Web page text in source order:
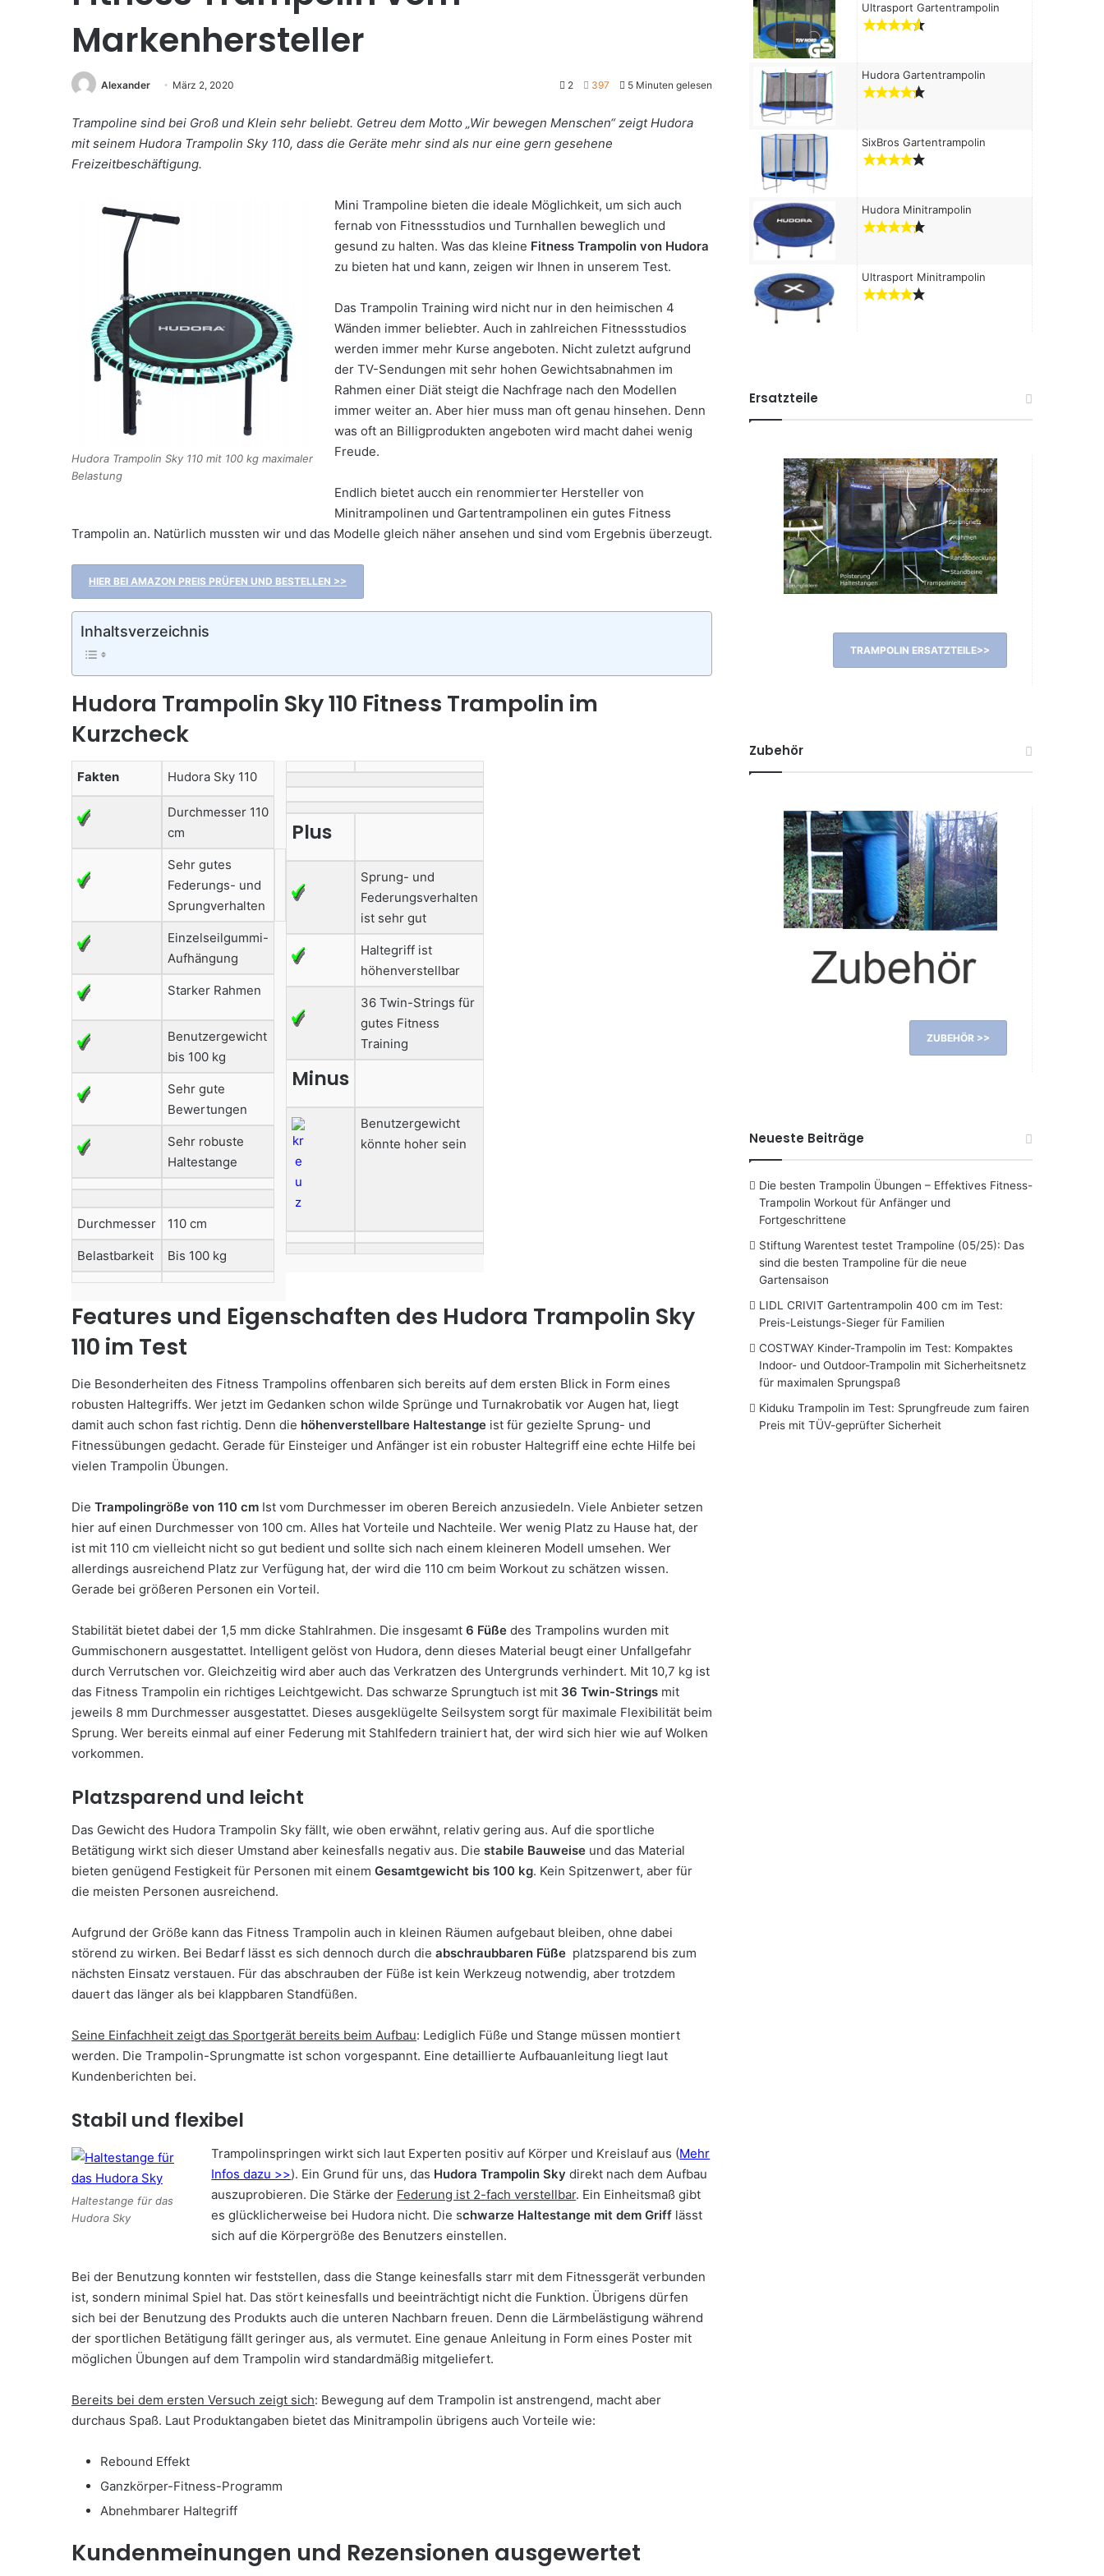
Markenhersteller
Alexander März 2, 2020 2 397 5 Minuten gelesen
Trampoline sind bei Groß und Klein sehr beliebt. Getreu dem Motto „Wir bewegen Menschen“ zeigt Hudora
mit seinem Hudora Trampolin Sky 110, dass die Geräte mehr sind als nur eine gern gesehene
Freizeitbeschäftigung.
Hudora Trampolin Sky 110 mit 100 kg maximaler
Belastung
Mini Trampoline bieten die ideale Möglichkeit, um sich auch
fernab von Fitnessstudios und Turnhallen beweglich und
gesund zu halten. Was das kleine Fitness Trampolin von Hudora
zu bieten hat und kann, zeigen wir Ihnen in unserem Test.
Das Trampolin Training wird nicht nur in den heimischen 4
Wänden immer beliebter. Auch in zahlreichen Fitnessstudios
werden immer mehr Kurse angeboten. Nicht zuletzt aufgrund
der TV-Sendungen mit sehr hohen Gewichtsabnahmen im
Rahmen einer Diät steigt die Nachfrage nach den Modellen
immer weiter an. Aber hier muss man oft genau hinsehen. Denn
was oft an Billigprodukten angeboten wird macht dahei wenig
Freude.
Endlich bietet aucch ein renommierter Hersteller von
Minitrampolinen und Gartentrampolinen ein gutes Fitness
Trampolin an. Natürlich mussten wir und das Modelle gleich näher ansehen und sind vom Ergebnis überzeugt.
HIER BEI AMAZON PREIS PRÜFEN UND BESTELLEN >>
Inhaltsverzeichnis
Hudora Trampolin Sky 110 Fitness Trampolin im
Kurzcheck
Fakten Hudora Sky 110
Durchmesser 110
cm
Sehr gutes
Federungs- und
Sprungverhalten
Einzelseilgummi-
Aufhängung
Starker Rahmen
Benutzergewicht
bis 100 kg
Sehr gute
Bewertungen
Sehr robuste
Haltestange
Durchmesser 110 cm
Belastbarkeit Bis 100 kg
Plus
Sprung- und
Federungsverhalten
ist sehr gut
Haltegriff ist
höhenverstellbar
36 Twin-Strings für
gutes Fitness
Training
Minus
Benutzergewicht
könnte hoher sein
Features und Eigenschaften des Hudora Trampolin Sky
110 im Test
Die Besonderheiten des Fitness Trampolins offenbaren sich bereits auf dem ersten Blick in Form eines
robusten Haltegriffs. Wer jetzt im Gedanken schon wilde Sprünge und Turnakrobatik vor Augen hat, liegt
damit auch schon fast richtig. Denn die höhenverstellbare Haltestange ist für gezielte Sprung- und
Fitnessübungen gedacht. Gerade für Einsteiger und Anfänger ist ein robuster Haltegriff eine echte Hilfe bei
vielen Trampolin Übungen.
Die Trampolingröße von 110 cm Ist vom Durchmesser im oberen Bereich anzusiedeln. Viele Anbieter setzen
hier auf einen Durchmesser von 100 cm. Alles hat Vorteile und Nachteile. Wer wenig Platz zu Hause hat, der
ist mit 110 cm vielleicht nicht so gut bedient und sollte sich nach einem kleineren Modell umsehen. Wer
allerdings ausreichend Platz zur Verfügung hat, der wird die 110 cm beim Workout zu schätzen wissen.
Gerade bei größeren Personen ein Vorteil.
Stabilität bietet dabei der 1,5 mm dicke Stahlrahmen. Die insgesamt 6 Füße des Trampolins wurden mit
Gummischonern ausgestattet. Intelligent gelöst von Hudora, denn dieses Material beugt einer Unfallgefahr
durch Verrutschen vor. Gleichzeitig wird aber auch das Verkratzen des Untergrunds verhindert. Mit 10,7 kg ist
das Fitness Trampolin ein richtiges Leichtgewicht. Das schwarze Sprungtuch ist mit 36 Twin-Strings mit
jeweils 8 mm Durchmesser ausgestattet. Dieses ausgeklügelte Seilsystem sorgt für maximale Flexibilität beim
Sprung. Wer bereits einmal auf einer Federung mit Stahlfedern trainiert hat, der wird sich hier wie auf Wolken
vorkommen.
Platzsparend und leicht
Das Gewicht des Hudora Trampolin Sky fällt, wie oben erwähnt, relativ gering aus. Auf die sportliche
Betätigung wirkt sich dieser Umstand aber keinesfalls negativ aus. Die stabile Bauweise und das Material
bieten genügend Festigkeit für Personen mit einem Gesamtgewicht bis 100 kg. Kein Spitzenwert, aber für
die meisten Personen ausreichend.
Aufgrund der Größe kann das Fitness Trampolin auch in kleinen Räumen aufgebaut bleiben, ohne dabei
störend zu wirken. Bei Bedarf lässt es sich dennoch durch die abschraubbaren Füße platzsparend bis zum
nächsten Einsatz verstauen. Für das abschrauben der Füße ist kein Werkzeug notwendig, aber trotzdem
dauert das länger als bei klappbaren Standfüßen.
Seine Einfachheit zeigt das Sportgerät bereits beim Aufbau: Lediglich Füße und Stange müssen montiert
werden. Die Trampolin-Sprungmatte ist schon vorgespannt. Eine detaillierte Aufbauanleitung liegt laut
Kundenberichten bei.
Stabil und flexibel
Haltestange für das
Hudora Sky
Trampolinspringen wirkt sich laut Experten positiv auf Körper und Kreislauf aus (Mehr
Infos dazu >>). Ein Grund für uns, das Hudora Trampolin Sky direkt nach dem Aufbau
auszuprobieren. Die Stärke der Federung ist 2-fach verstellbar. Ein Einheitsmaß gibt
es glücklicherweise bei Hudora nicht. Die schwarze Haltestange mit dem Griff lässt
sich auf die Körpergröße des Benutzers einstellen.
Bei der Benutzung konnten wir feststellen, dass die Stange keinesfalls starr mit dem Fitnessgerät verbunden
ist, sondern minimal Spiel hat. Das stört keinesfalls und beeinträchtigt nicht die Funktion. Übrigens dürfen
sich bei der Benutzung des Produkts auch die unteren Nachbarn freuen. Denn die Lärmbelästigung während
der sportlichen Betätigung fällt geringer aus, als vermutet. Eine genaue Anleitung in Form eines Poster mit
möglichen Übungen auf dem Trampolin wird standardmäßig mitgeliefert.
Bereits bei dem ersten Versuch zeigt sich: Bewegung auf dem Trampolin ist anstrengend, macht aber
durchaus Spaß. Laut Produktangaben bietet das Minitrampolin übrigens auch Vorteile wie:
Rebound Effekt
Ganzkörper-Fitness-Programm
Abnehmbarer Haltegriff
Kundenmeinungen und Rezensionen ausgewertet
Ultrasport Gartentrampolin
Hudora Gartentrampolin
SixBros Gartentrampolin
Hudora Minitrampolin
Ultrasport Minitrampolin
Ersatzteile
TRAMPOLIN ERSATZTEILE>>
Zubehör
ZUBEHÖR >>
Neueste Beiträge
Die besten Trampolin Übungen – Effektives Fitness-
Trampolin Workout für Anfänger und
Fortgeschrittene
Stiftung Warentest testet Trampoline (05/25): Das
sind die besten Trampoline für die neue
Gartensaison
LIDL CRIVIT Gartentrampolin 400 cm im Test:
Preis-Leistungs-Sieger für Familien
COSTWAY Kinder-Trampolin im Test: Kompaktes
Indoor- und Outdoor-Trampolin mit Sicherheitsnetz
für maximalen Sprungspaß
Kiduku Trampolin im Test: Sprungfreude zum fairen
Preis mit TÜV-geprüfter Sicherheit